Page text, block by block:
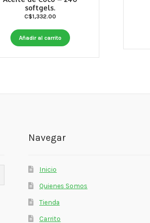
softgels.
C$1,332.00
Añadir al carrito
Navegar
Inicio
Quienes Somos
Tienda
Carrito